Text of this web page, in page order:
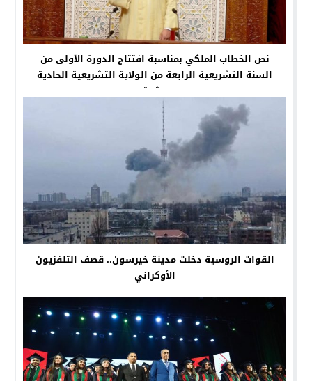
نص الخطاب الملكي بمناسبة افتتاح الدورة الأولى من
السنة التشريعية الرابعة من الولاية التشريعية الحادية
عشرة
القوات الروسية دخلت مدينة خيرسون.. قصف التلفزيون
الأوكراني